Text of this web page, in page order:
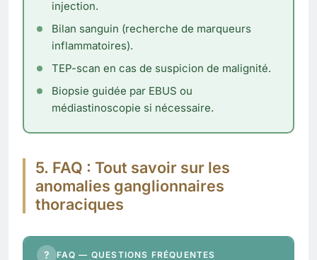
injection.
Bilan sanguin (recherche de marqueurs
inflammatoires).
TEP-scan en cas de suspicion de malignité.
Biopsie guidée par EBUS ou
médiastinoscopie si nécessaire.
5. FAQ : Tout savoir sur les
anomalies ganglionnaires
thoraciques
? FAQ — QUESTIONS FRÉQUENTES